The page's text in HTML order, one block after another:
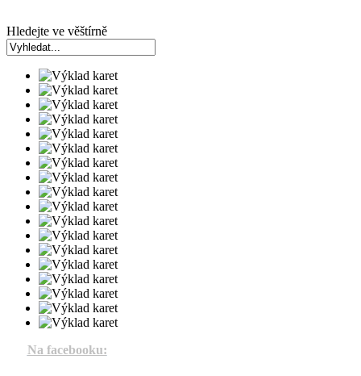
Hledejte ve věštírně
Na facebooku: